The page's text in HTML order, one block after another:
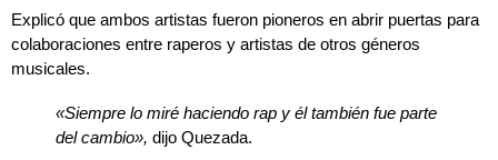
Explicó que ambos artistas fueron pioneros en abrir puertas para
colaboraciones entre raperos y artistas de otros géneros
musicales.
«Siempre lo miré haciendo rap y él también fue parte
del cambio», dijo Quezada.